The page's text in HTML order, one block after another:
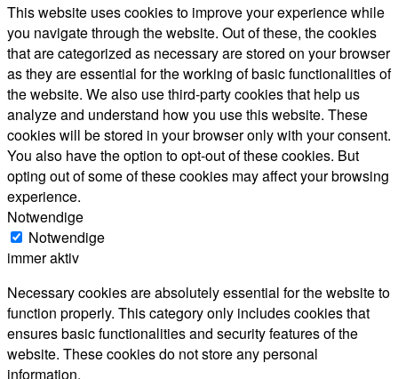
This website uses cookies to improve your experience while
you navigate through the website. Out of these, the cookies
that are categorized as necessary are stored on your browser
as they are essential for the working of basic functionalities of
the website. We also use third-party cookies that help us
analyze and understand how you use this website. These
cookies will be stored in your browser only with your consent.
You also have the option to opt-out of these cookies. But
opting out of some of these cookies may affect your browsing
experience.
Notwendige
Notwendige
immer aktiv
Necessary cookies are absolutely essential for the website to
function properly. This category only includes cookies that
ensures basic functionalities and security features of the
website. These cookies do not store any personal
information.